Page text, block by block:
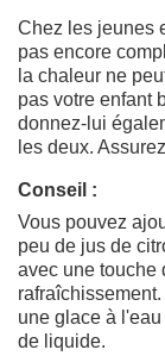
Chez les jeunes
pas encore
la chaleur ne
pas votre enfant
donnez-lui
les deux.
Conseil :
Vous pouvez
peu de jus de
avec une touche
une glace à
de liquide.